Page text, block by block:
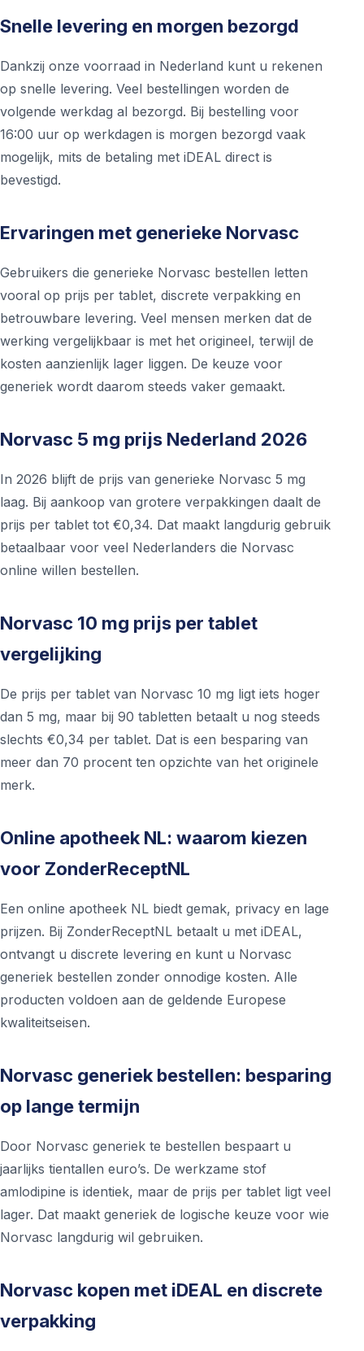
Snelle levering en morgen bezorgd
Dankzij onze voorraad in Nederland kunt u rekenen
op snelle levering. Veel bestellingen worden de
volgende werkdag al bezorgd. Bij bestelling voor
16:00 uur op werkdagen is morgen bezorgd vaak
mogelijk, mits de betaling met iDEAL direct is
bevestigd.
Ervaringen met generieke Norvasc
Gebruikers die generieke Norvasc bestellen letten
vooral op prijs per tablet, discrete verpakking en
betrouwbare levering. Veel mensen merken dat de
werking vergelijkbaar is met het origineel, terwijl de
kosten aanzienlijk lager liggen. De keuze voor
generiek wordt daarom steeds vaker gemaakt.
Norvasc 5 mg prijs Nederland 2026
In 2026 blijft de prijs van generieke Norvasc 5 mg
laag. Bij aankoop van grotere verpakkingen daalt de
prijs per tablet tot €0,34. Dat maakt langdurig gebruik
betaalbaar voor veel Nederlanders die Norvasc
online willen bestellen.
Norvasc 10 mg prijs per tablet
vergelijking
De prijs per tablet van Norvasc 10 mg ligt iets hoger
dan 5 mg, maar bij 90 tabletten betaalt u nog steeds
slechts €0,34 per tablet. Dat is een besparing van
meer dan 70 procent ten opzichte van het originele
merk.
Online apotheek NL: waarom kiezen
voor ZonderReceptNL
Een online apotheek NL biedt gemak, privacy en lage
prijzen. Bij ZonderReceptNL betaalt u met iDEAL,
ontvangt u discrete levering en kunt u Norvasc
generiek bestellen zonder onnodige kosten. Alle
producten voldoen aan de geldende Europese
kwaliteitseisen.
Norvasc generiek bestellen: besparing
op lange termijn
Door Norvasc generiek te bestellen bespaart u
jaarlijks tientallen euro’s. De werkzame stof
amlodipine is identiek, maar de prijs per tablet ligt veel
lager. Dat maakt generiek de logische keuze voor wie
Norvasc langdurig wil gebruiken.
Norvasc kopen met iDEAL en discrete
verpakking